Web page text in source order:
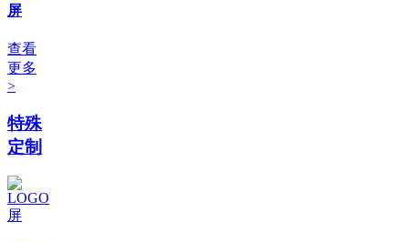
屏
查看
更多
>
特殊
定制